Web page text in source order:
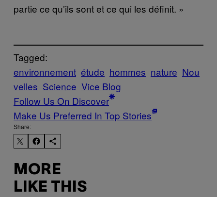
partie ce qu’ils sont et ce qui les définit. »
Tagged:
environnement étude hommes nature Nou
velles Science Vice Blog
Follow Us On Discover
Make Us Preferred In Top Stories
Share:
MORE
LIKE THIS